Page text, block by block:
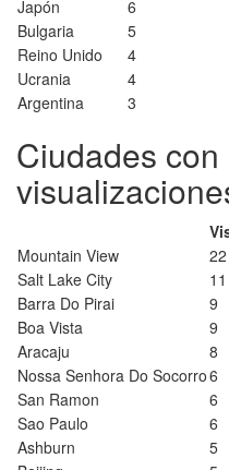
Japón
6
Bulgaria
5
Reino Unido
4
Ucrania
4
Argentina
3
Ciudades con
Mountain View
22
Salt Lake City
11
Barra Do Pirai
9
Boa Vista
9
Aracaju
8
Nossa Senhora Do Socorro6
San Ramon
6
Sao Paulo
6
Ashburn
5